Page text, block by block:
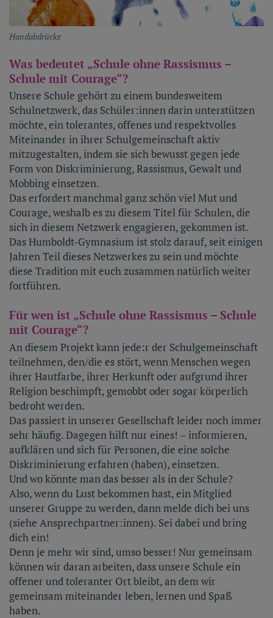
Handabdrücke
Was bedeutet „Schule ohne Rassismus –
Schule mit Courage“?
Unsere Schule gehört zu einem bundesweitem
Schulnetzwerk, das Schüler:innen darin unterstützen
möchte, ein tolerantes, offenes und respektvolles
Miteinander in ihrer Schulgemeinschaft aktiv
mitzugestalten, indem sie sich bewusst gegen jede
Form von Diskriminierung, Rassismus, Gewalt und
Mobbing einsetzen.
Das erfordert manchmal ganz schön viel Mut und
Courage, weshalb es zu diesem Titel für Schulen, die
sich in diesem Netzwerk engagieren, gekommen ist.
Das Humboldt-Gymnasium ist stolz darauf, seit einigen
Jahren Teil dieses Netzwerkes zu sein und möchte
diese Tradition mit euch zusammen natürlich weiter
fortführen.
Für wen ist „Schule ohne Rassismus – Schule
mit Courage“?
An diesem Projekt kann jede:r der Schulgemeinschaft
teilnehmen, den/die es stört, wenn Menschen wegen
ihrer Hautfarbe, ihrer Herkunft oder aufgrund ihrer
Religion beschimpft, gemobbt oder sogar körperlich
bedroht werden.
Das passiert in unserer Gesellschaft leider noch immer
sehr häufig. Dagegen hilft nur eines! – informieren,
aufklären und sich für Personen, die eine solche
Diskriminierung erfahren (haben), einsetzen.
Und wo könnte man das besser als in der Schule?
Also, wenn du Lust bekommen hast, ein Mitglied
unserer Gruppe zu werden, dann melde dich bei uns
(siehe Ansprechpartner:innen). Sei dabei und bring
dich ein!
Denn je mehr wir sind, umso besser! Nur gemeinsam
können wir daran arbeiten, dass unsere Schule ein
offener und toleranter Ort bleibt, an dem wir
gemeinsam miteinander leben, lernen und Spaß
haben.